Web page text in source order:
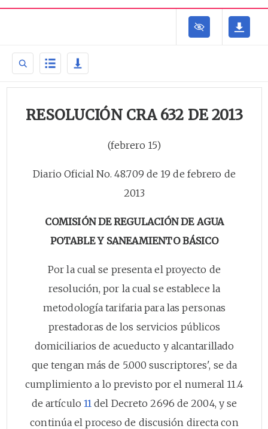
RESOLUCIÓN CRA 632 DE 2013
(febrero 15)
Diario Oficial No. 48.709 de 19 de febrero de
2013
COMISIÓN DE REGULACIÓN DE AGUA
POTABLE Y SANEAMIENTO BÁSICO
Por la cual se presenta el proyecto de
resolución, por la cual se establece la
metodología tarifaria para las personas
prestadoras de los servicios públicos
domiciliarios de acueducto y alcantarillado
que tengan más de 5.000 suscriptores', se da
cumplimiento a lo previsto por el numeral 11.4
de artículo 11 del Decreto 2696 de 2004, y se
continúa el proceso de discusión directa con